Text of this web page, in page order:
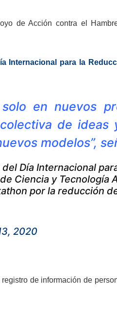
de Acción contra el
Internacional para la
en nuevos
de ideas
modelos”,
Día Internacional
Ciencia y Tecnología
por la reducción
2020
de información de